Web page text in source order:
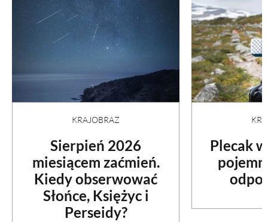
KRAJOBRAZ
Sierpień 2026
miesiącem zaćmień.
Kiedy obserwować
Słońce, Księżyc i
Perseidy?
Plecak
ZWYCZAJE
ZRÓB TO SAM
PRZEPISY
ŚNIADANIA
PRZYSTAWKI
ZUPY